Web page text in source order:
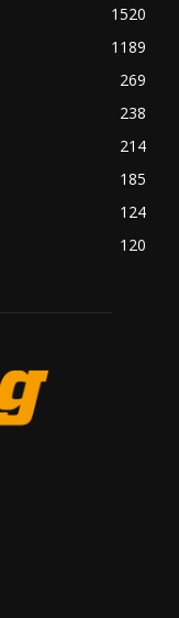
1520
1189
269
238
214
185
124
120